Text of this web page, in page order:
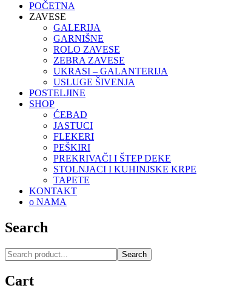
POČETNA
ZAVESE
GALERIJA
GARNIŠNE
ROLO ZAVESE
ZEBRA ZAVESE
UKRASI – GALANTERIJA
USLUGE ŠIVENJA
POSTELJINE
SHOP
ĆEBAD
JASTUCI
FLEKERI
PEŠKIRI
PREKRIVAČI I ŠTEP DEKE
STOLNJACI I KUHINJSKE KRPE
TAPETE
KONTAKT
o NAMA
Search
Search
Cart